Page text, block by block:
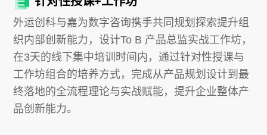
外运创科与嘉为数字咨询携手共同规划探索提升组
织内部创新能力，设计To B 产品总监实战工作坊，
在3天的线下集中培训时间内，通过针对性授课与
工作坊组合的培养方式，完成从产品规划设计到最
终落地的全流程理论与实战赋能，提升企业整体产
品创新能力。